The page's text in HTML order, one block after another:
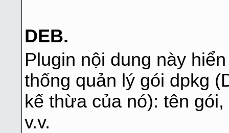
DEB.
Plugin nội dung này
thống quản lý gói dpkg
kế thừa của nó): tên
v.v.